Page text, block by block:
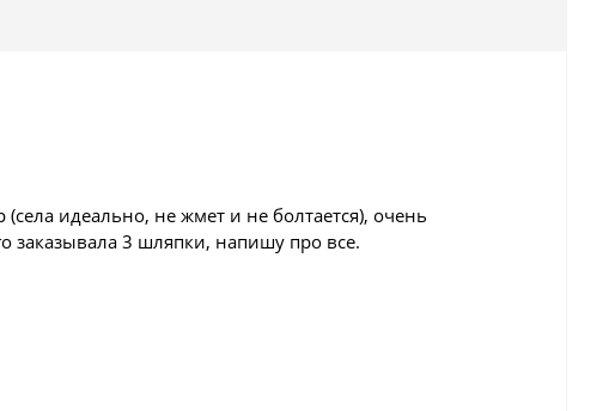
идеально, не жмет и не болтается), очень
заказывала 3 шляпки, напишу про все.